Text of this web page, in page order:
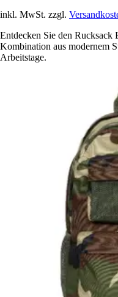
inkl. MwSt. zzgl.
Entdecken Sie den
Kombination aus modernem
Arbeitstage.